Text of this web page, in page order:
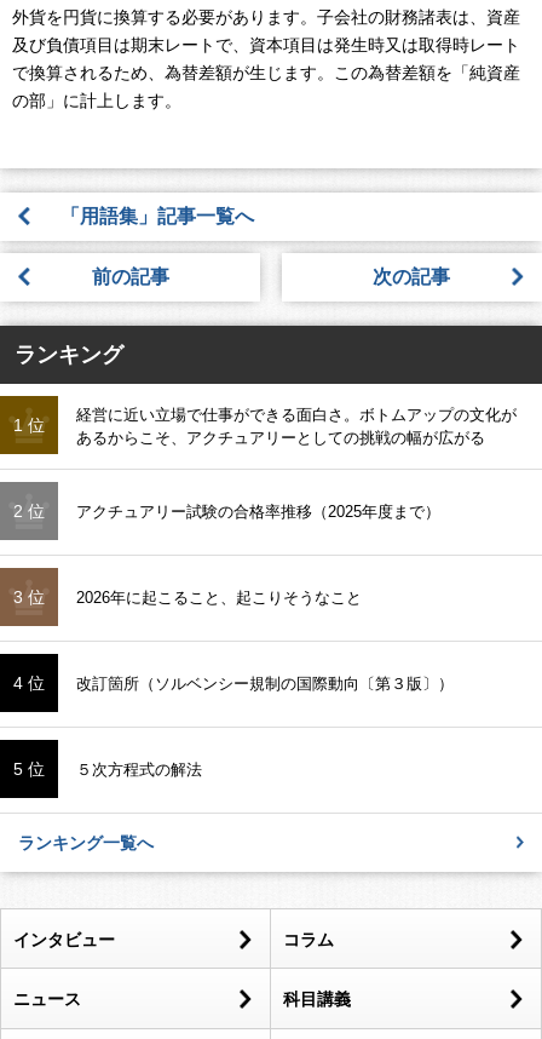
外貨を円貨に換算する必要があります。子会社の財務諸表は、資産
及び負債項目は期末レートで、資本項目は発生時又は取得時レート
で換算されるため、為替差額が生じます。この為替差額を「純資産
の部」に計上します。
「用語集」記事一覧へ
前の記事 次の記事
ランキング
1 位
経営に近い立場で仕事ができる面白さ。ボトムアップの文化が
あるからこそ、アクチュアリーとしての挑戦の幅が広がる
2 位 アクチュアリー試験の合格率推移（2025年度まで）
3 位 2026年に起こること、起こりそうなこと
4 位 改訂箇所（ソルベンシー規制の国際動向〔第３版〕）
5 位 ５次方程式の解法
ランキング一覧へ
インタビュー コラム
ニュース 科目講義